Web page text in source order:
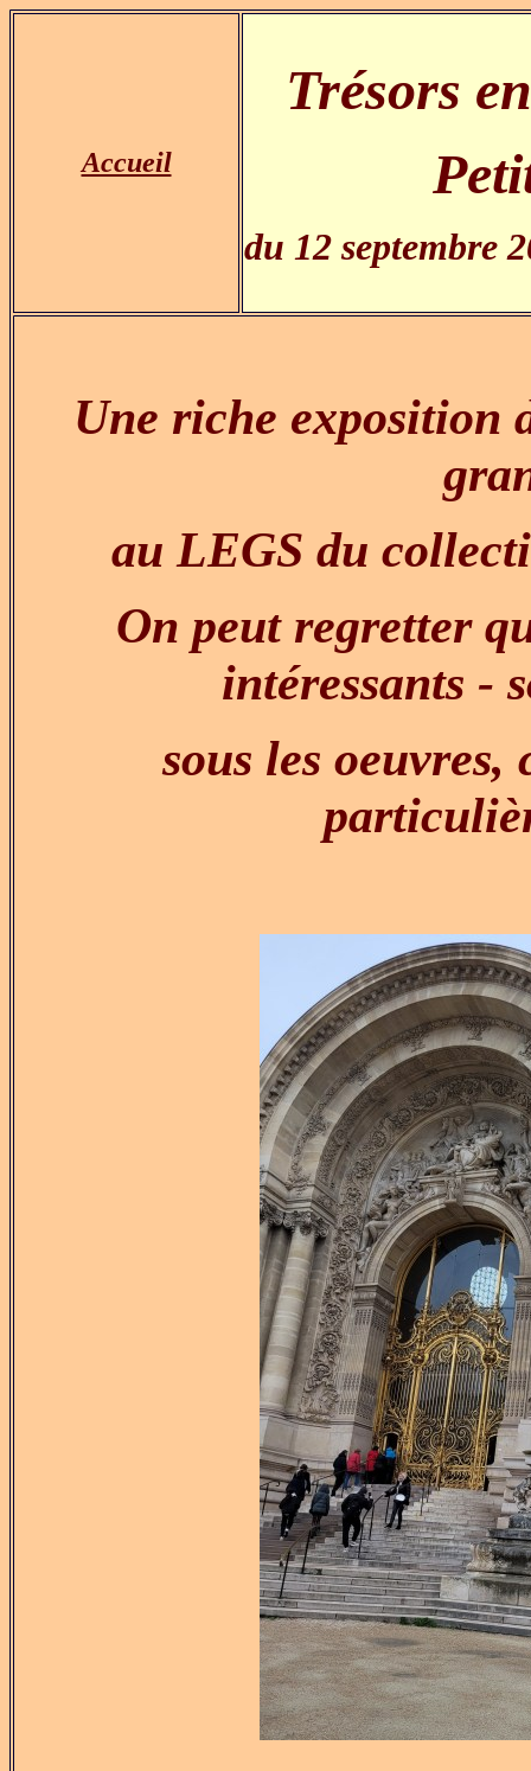
Accueil
Trésors
du 12 septembre
Une riche exposition
au LEGS du
On peut regretter
intéressants -
sous les